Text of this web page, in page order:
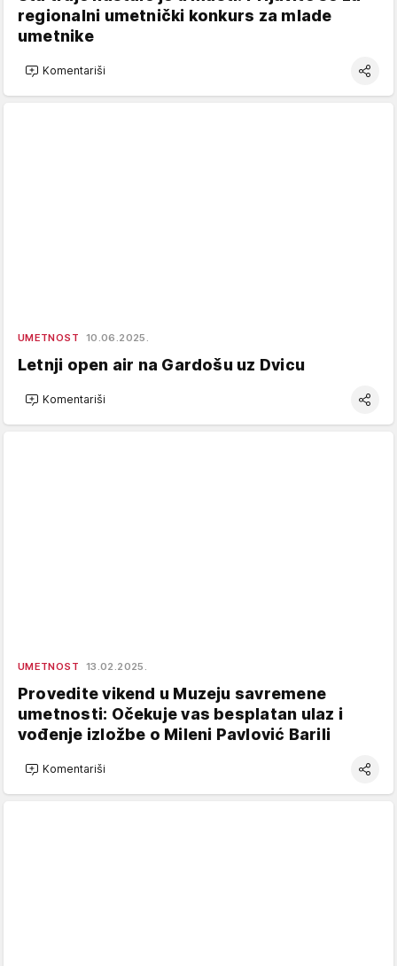
regionalni umetnički konkurs za mlade
umetnike
Komentariši
UMETNOST 10.06.2025.
Letnji open air na Gardošu uz Dvicu
Komentariši
UMETNOST 13.02.2025.
Provedite vikend u Muzeju savremene
umetnosti: Očekuje vas besplatan ulaz i
vođenje izložbe o Mileni Pavlović Barili
Komentariši